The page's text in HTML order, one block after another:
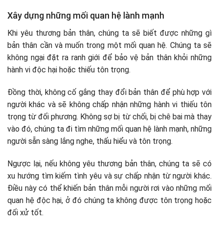
Xây dựng những mối quan hệ lành mạnh
Khi yêu thương bản thân, chúng ta sẽ biết được những gì
bản thân cần và muốn trong một mối quan hệ. Chúng ta sẽ
không ngại đặt ra ranh giới để bảo vệ bản thân khỏi những
hành vi độc hại hoặc thiếu tôn trọng.
Đồng thời, không cố gắng thay đổi bản thân để phù hợp với
người khác và sẽ không chấp nhận những hành vi thiếu tôn
trọng từ đối phương. Không sợ bị từ chối, bị chê bai mà thay
vào đó, chúng ta đi tìm những mối quan hệ lành mạnh, những
người sẵn sàng lắng nghe, thấu hiểu và tôn trọng.
Ngược lại, nếu không yêu thương bản thân, chúng ta sẽ có
xu hướng tìm kiếm tình yêu và sự chấp nhận từ người khác.
Điều này có thể khiến bản thân mỗi người rơi vào những mối
quan hệ độc hại, ở đó chúng ta không được tôn trọng hoặc
đối xử tốt.